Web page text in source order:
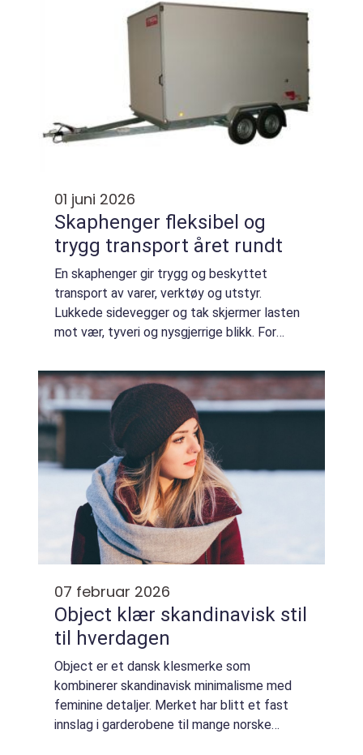
01 juni 2026
Skaphenger fleksibel og
trygg transport året rundt
En skaphenger gir trygg og beskyttet
transport av varer, verktøy og utstyr.
Lukkede sidevegger og tak skjermer lasten
mot vær, tyveri og nysgjerrige blikk. For
privatpersoner blir en skaphenger raskt et
rullende lag...
07 februar 2026
Object klær skandinavisk stil
til hverdagen
Object er et dansk klesmerke som
kombinerer skandinavisk minimalisme med
feminine detaljer. Merket har blitt et fast
innslag i garderobene til mange norske